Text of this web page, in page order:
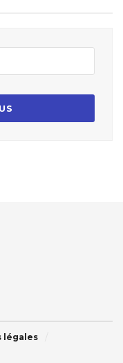
légales